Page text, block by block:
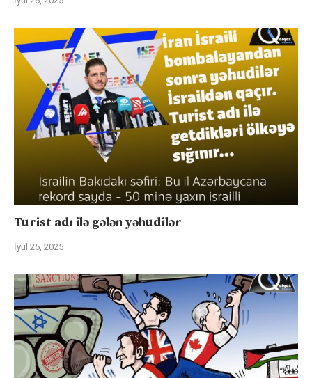
Turist adı ilə gələn yəhudilər
İyul 25, 2025